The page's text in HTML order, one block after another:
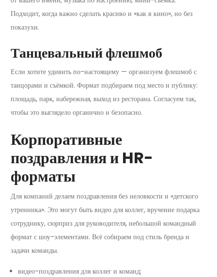
Подходит, когда важно сделать красиво и «как в кино», но без
показухи.
Танцевальный флешмоб
Если хотите удивить по-настоящему — организуем флешмоб с
танцорами и съёмкой. Формат подбираем под место и публику:
площадь, парк, набережная, выход из ресторана. Согласуем так,
чтобы это выглядело органично и безопасно.
Корпоративные
поздравления и HR-
форматы
Для компаний делаем поздравления без неловкости и «детского
утренника». Это могут быть видео для коллег, вручение подарка
сотруднику, сюрприз для руководителя, небольшой командный
формат с шоу-элементами. Всё собираем под стиль бренда и
задачи команды.
видео-поздравления для коллег и команд;